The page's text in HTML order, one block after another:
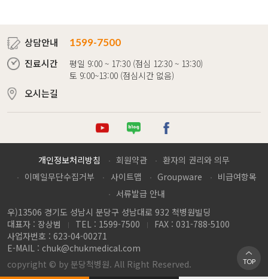
상담안내
1599-7500
진료시간
평일 9:00 ~ 17:30 (점심 12:30 ~ 13:30)
토 9:00~13:00 (점심시간 없음)
오시는길
튜브 로그 이스북
개인정보처리방침 회원약관
환자의 권리와 의무
이메일무단수집거부
사이트맵 Groupware
비급여항목
서류발급 안내
우)13506 경기도 성남시 분당구 성남대로 932 척병원빌딩
대표자 : 장상범
TEL : 1599-7500
FAX : 031-788-5100
사업자번호 : 623-04-00271
E-MAIL : chuk@chukmedical.com
copyright © by 분당척병원. All Right Reserved.
TOP